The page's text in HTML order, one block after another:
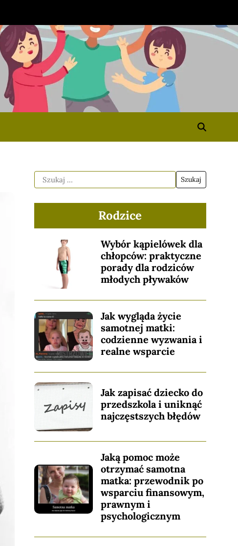
Rodzice
Wybór kąpielówek dla
chłopców: praktyczne
porady dla rodziców
młodych pływaków
Jak wygląda życie
samotnej matki:
codzienne wyzwania i
realne wsparcie
Jak zapisać dziecko do
przedszkola i uniknąć
najczęstszych błędów
Jaką pomoc może
otrzymać samotna
matka: przewodnik po
wsparciu finansowym,
prawnym i
psychologicznym